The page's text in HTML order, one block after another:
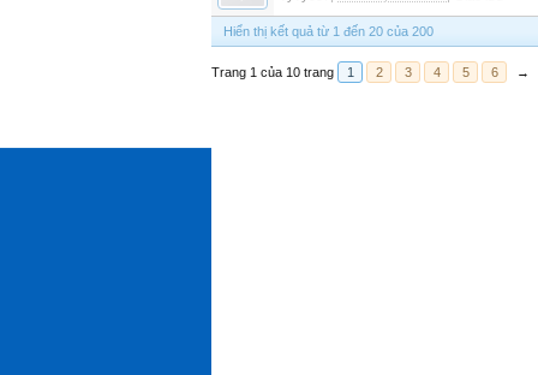
Hiển thị kết quả từ 1 đến 20 của 200
Trang 1 của 10 trang 1 2 3 4 5 6 →